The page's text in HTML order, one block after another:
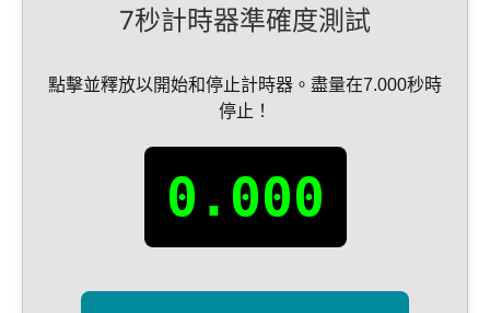
7秒計時器準確度測試
點擊並釋放以開始和停止計時器。盡量在7.000秒時
停止！
0.000